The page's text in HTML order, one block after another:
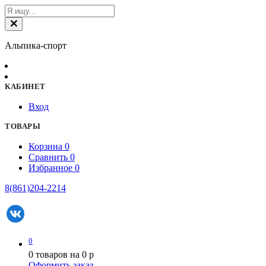
Альпика-спорт
КАБИНЕТ
Вход
ТОВАРЫ
Корзина 0
Сравнить 0
Избранное 0
8(861)204-2214
0
0 товаров на 0 p